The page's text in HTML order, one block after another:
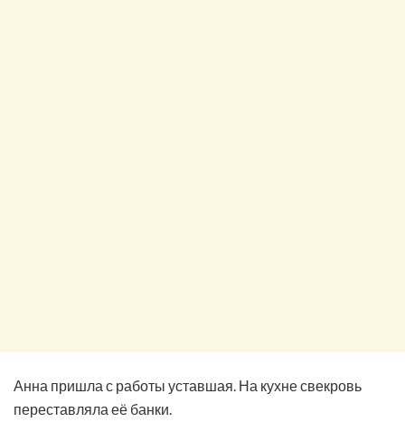
Анна пришла с работы уставшая. На кухне свекровь
переставляла её банки.